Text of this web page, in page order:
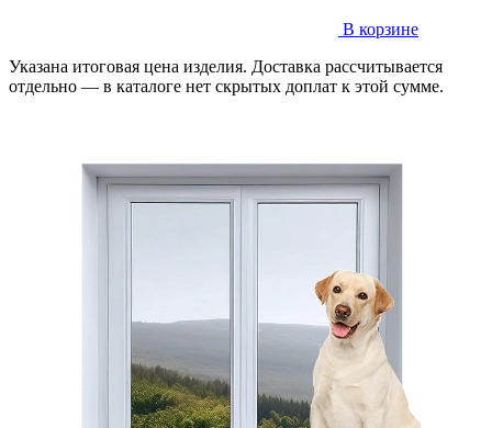
В корзине
Указана итоговая цена изделия. Доставка рассчитывается
отдельно — в каталоге нет скрытых доплат к этой сумме.